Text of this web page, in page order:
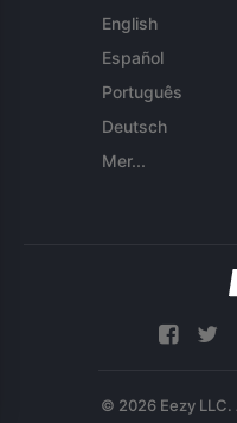
English
Español
Português
Deutsch
Mer...
© 2026 Eezy